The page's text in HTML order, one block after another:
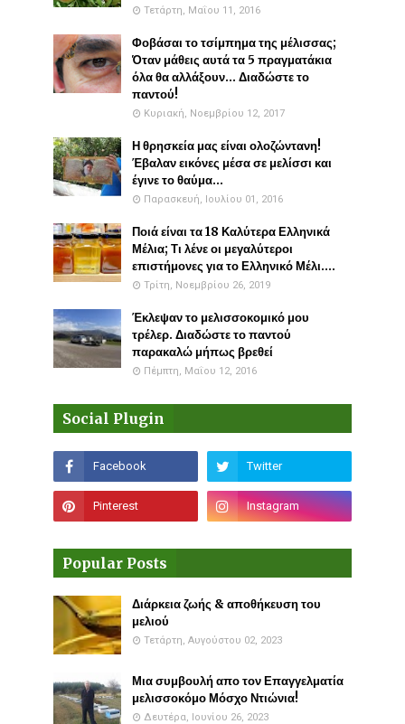
Τετάρτη, Μαΐου 11, 2016
Φοβάσαι το τσίμπημα της μέλισσας;
Όταν μάθεις αυτά τα 5 πραγματάκια
όλα θα αλλάξουν... Διαδώστε το
παντού!
Κυριακή, Νοεμβρίου 12, 2017
Η θρησκεία μας είναι ολοζώντανη!
Έβαλαν εικόνες μέσα σε μελίσσι και
έγινε το θαύμα...
Παρασκευή, Ιουλίου 01, 2016
Ποιά είναι τα 18 Καλύτερα Ελληνικά
Μέλια; Τι λένε οι μεγαλύτεροι
επιστήμονες για το Ελληνικό Μέλι....
Τρίτη, Νοεμβρίου 26, 2019
Έκλεψαν το μελισσοκομικό μου
τρέλερ. Διαδώστε το παντού
παρακαλώ μήπως βρεθεί
Πέμπτη, Μαΐου 12, 2016
Social Plugin
Popular Posts
Διάρκεια ζωής & αποθήκευση του
μελιού
Τετάρτη, Αυγούστου 02, 2023
Μια συμβουλή απο τον Επαγγελματία
μελισσοκόμο Μόσχο Ντιώνια!
Δευτέρα, Ιουνίου 26, 2023